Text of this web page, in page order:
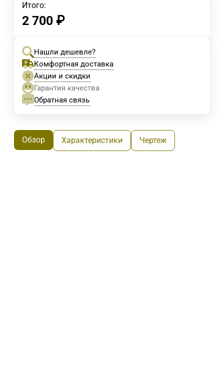
Итого:
2 700 ₽
Нашли дешевле?
Комфортная доставка
Акции и скидки
Гарантия качества
Обратная связь
Обзор Характеристики Чертеж